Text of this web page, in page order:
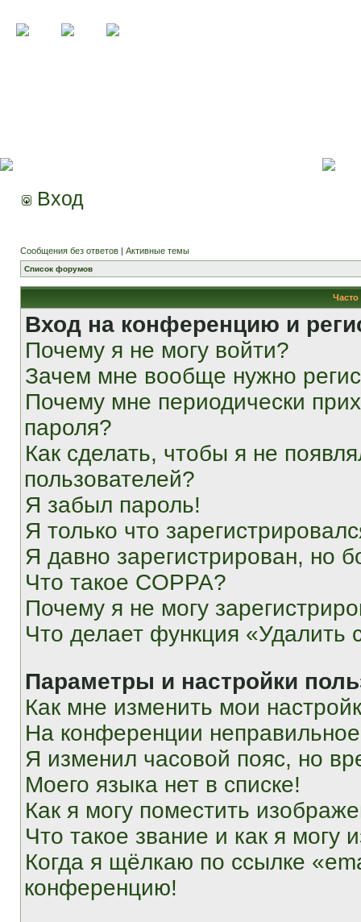
Вход
Сообщения без ответов | Активные темы
Список форумов
Вход на конференцию и
Почему я не могу войти?
Зачем мне вообще нужно
Почему мне периодически
пароля?
Как сделать, чтобы я не
пользователей?
Я забыл пароль!
Я только что
Я давно зарегистрирован, но
Что такое COPPA?
Почему я не могу
Что делает функция «Удалить
Параметры и настройки
Как мне изменить мои
На конференции
Я изменил часовой пояс, но
Моего языка нет в списке!
Как я могу поместить
Что такое звание и как я могу
Когда я щёлкаю по ссылке
конференцию!